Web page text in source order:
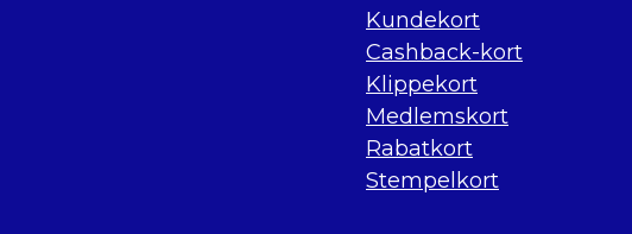
Kundekort
Cashback-kort
Klippekort
Medlemskort
Rabatkort
Stempelkort